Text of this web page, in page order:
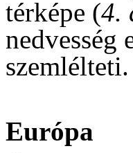
térképe (4.
nedvesség
szemlélteti.
Európa